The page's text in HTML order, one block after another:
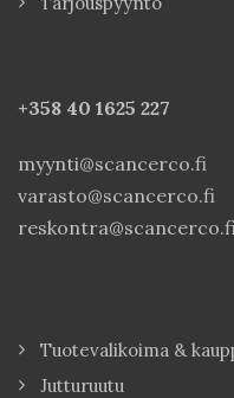
+358 40 1625 227
myynti@scancerco.fi
varasto@scancerco.fi
Tuotevalikoima &
Jutturuutu